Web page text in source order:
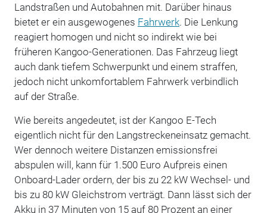
Landstraßen und Autobahnen mit. Darüber hinaus
bietet er ein ausgewogenes Fahrwerk. Die Lenkung
reagiert homogen und nicht so indirekt wie bei
früheren Kangoo-Generationen. Das Fahrzeug liegt
auch dank tiefem Schwerpunkt und einem straffen,
jedoch nicht unkomfortablem Fahrwerk verbindlich
auf der Straße.
Wie bereits angedeutet, ist der Kangoo E-Tech
eigentlich nicht für den Langstreckeneinsatz gemacht.
Wer dennoch weitere Distanzen emissionsfrei
abspulen will, kann für 1.500 Euro Aufpreis einen
Onboard-Lader ordern, der bis zu 22 kW Wechsel- und
bis zu 80 kW Gleichstrom verträgt. Dann lässt sich der
Akku in 37 Minuten von 15 auf 80 Prozent an einer